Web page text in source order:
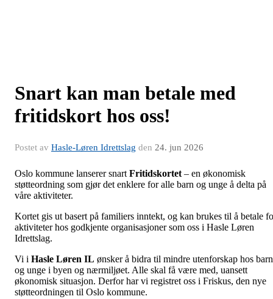
Snart kan man betale med
fritidskort hos oss!
Postet av Hasle-Løren Idrettslag den 24. jun 2026
Oslo kommune lanserer snart Fritidskortet – en økonomisk
støtteordning som gjør det enklere for alle barn og unge å delta på
våre aktiviteter.
Kortet gis ut basert på familiers inntekt, og kan brukes til å betale
aktiviteter hos godkjente organisasjoner som oss i Hasle Løren
Idrettslag.
Vi i Hasle Løren IL ønsker å bidra til mindre utenforskap hos barn
og unge i byen og nærmiljøet. Alle skal få være med, uansett
økonomisk situasjon. Derfor har vi registret oss i Friskus, den nye
støtteordningen til Oslo kommune.